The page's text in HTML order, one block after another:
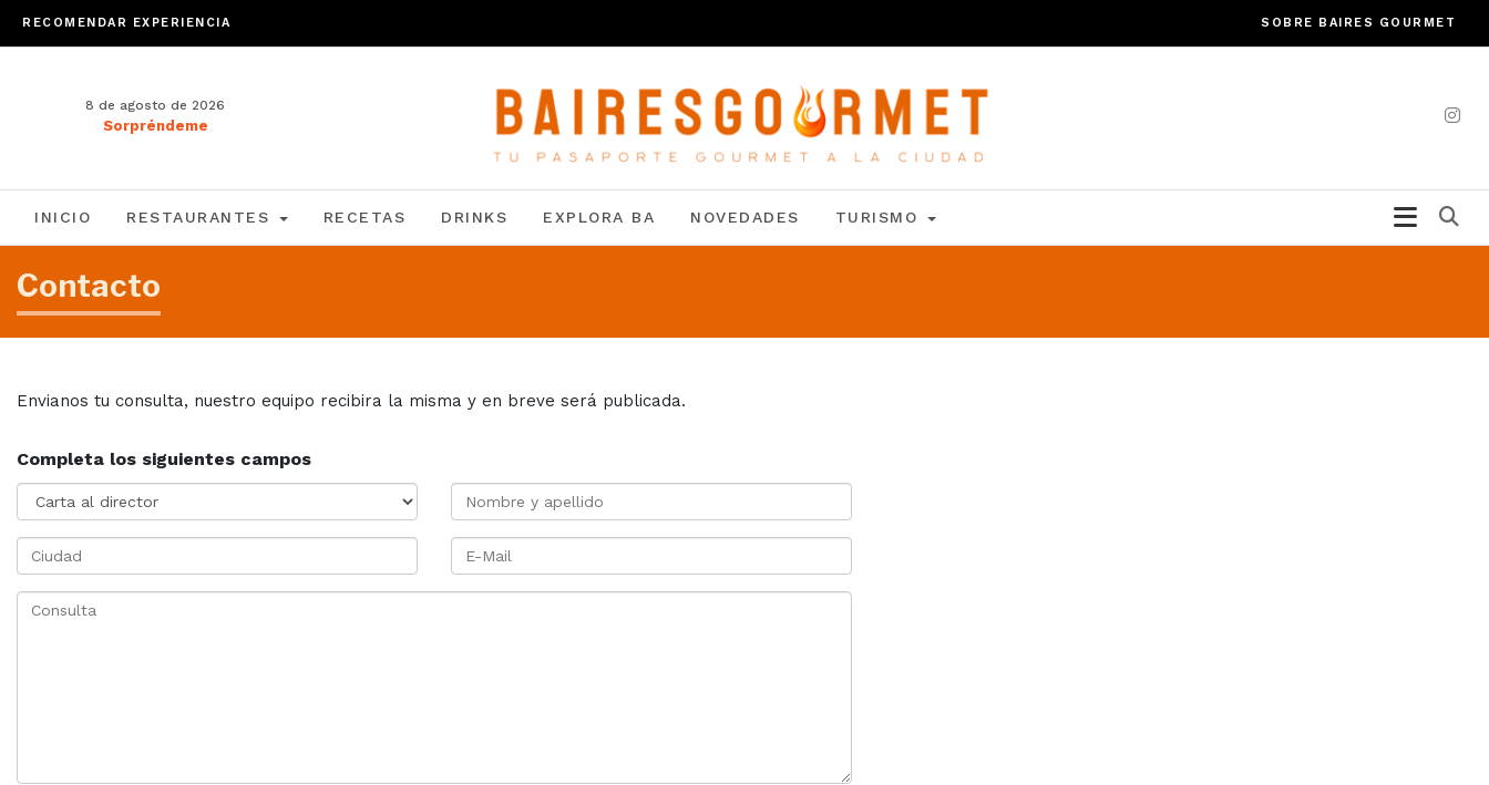
RECOMENDAR EXPERIENCIA SOBRE BAIRES GOURMET
8 de agosto de 2026
Sorpréndeme
INICIO RESTAURANTES RECETAS DRINKS EXPLORA BA NOVEDADES TURISMO
Contacto
Envianos tu consulta, nuestro equipo recibira la misma y en breve será publicada.
Completa los siguientes campos